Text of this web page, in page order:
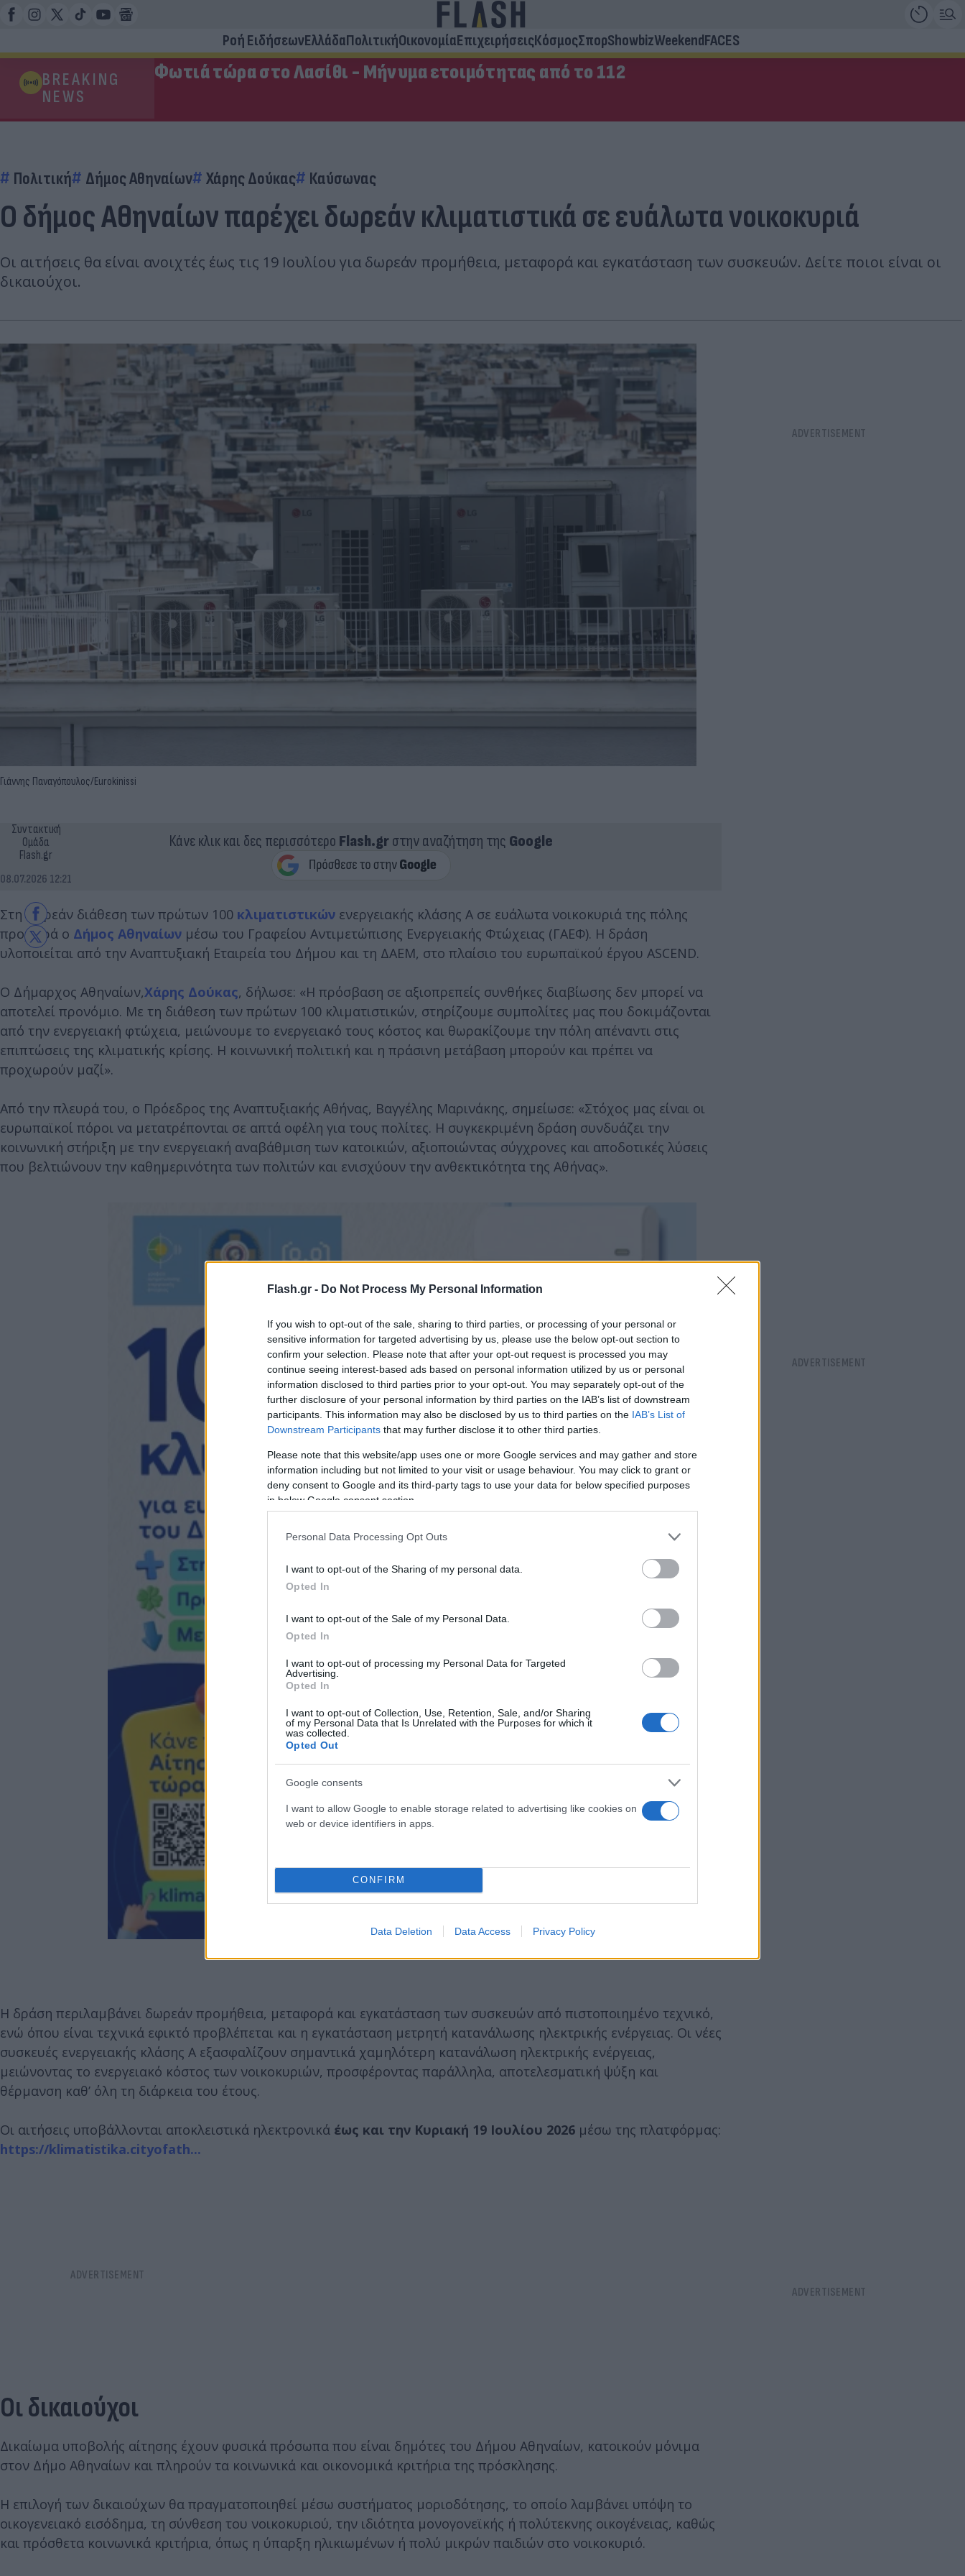
Flash.gr - Do Not Process My Personal Information
If you wish to opt-out of the sale, sharing to third parties, or processing of your personal or
sensitive information for targeted advertising by us, please use the below opt-out section to
confirm your selection. Please note that after your opt-out request is processed you may
continue seeing interest-based ads based on personal information utilized by us or personal
information disclosed to third parties prior to your opt-out. You may separately opt-out of the
further disclosure of your personal information by third parties on the IAB’s list of downstream
participants. This information may also be disclosed by us to third parties on the IAB’s List of
Downstream Participants that may further disclose it to other third parties.
Please note that this website/app uses one or more Google services and may gather and store
information including but not limited to your visit or usage behaviour. You may click to grant or
deny consent to Google and its third-party tags to use your data for below specified purposes
in below Google consent section.
Personal Data Processing Opt Outs
I want to opt-out of the Sharing of my personal data.
Opted In
I want to opt-out of the Sale of my Personal Data.
Opted In
I want to opt-out of processing my Personal Data for Targeted
Advertising.
Opted In
I want to opt-out of Collection, Use, Retention, Sale, and/or Sharing
of my Personal Data that Is Unrelated with the Purposes for which it
was collected.
Opted Out
Google consents
I want to allow Google to enable storage related to advertising like cookies on
web or device identifiers in apps.
CONFIRM
Data Deletion Data Access Privacy Policy
Ροή ΕιδήσεωνΕλλάδαΠολιτικήΟικονομίαΕπιχειρήσειςΚόσμοςΣπορShowbizWeekendFACES
BREAKING
NEWS
Φωτιά τώρα στο Λασίθι - Μήνυμα ετοιμότητας από το 112
Πολιτική Δήμος Αθηναίων Χάρης Δούκας Καύσωνας
Ο δήμος Αθηναίων παρέχει δωρεάν κλιματιστικά σε ευάλωτα νοικοκυριά
Οι αιτήσεις θα είναι ανοιχτές έως τις 19 Ιουλίου για δωρεάν προμήθεια, μεταφορά και εγκατάσταση των συσκευών. Δείτε ποιοι είναι οι
δικαιούχοι.
Γιάννης Παναγόπουλος/Eurokinissi
Συντακτική
Ομάδα
Flash.gr
08.07.2026 12:21
Κάνε κλικ και δες περισσότερο Flash.grστην αναζήτηση της Google
Στη δωρεάν διάθεση των πρώτων 100 κλιματιστικών ενεργειακής κλάσης Α σε ευάλωτα νοικοκυριά της πόλης
προχωρά ο Δήμος Αθηναίων μέσω του Γραφείου Αντιμετώπισης Ενεργειακής Φτώχειας (ΓΑΕΦ). Η δράση
υλοποιείται από την Αναπτυξιακή Εταιρεία του Δήμου και τη ΔΑΕΜ, στο πλαίσιο του ευρωπαϊκού έργου ASCEND.
Ο Δήμαρχος Αθηναίων,Χάρης Δούκας, δήλωσε: «Η πρόσβαση σε αξιοπρεπείς συνθήκες διαβίωσης δεν μπορεί να
αποτελεί προνόμιο. Με τη διάθεση των πρώτων 100 κλιματιστικών, στηρίζουμε συμπολίτες μας που δοκιμάζονται
από την ενεργειακή φτώχεια, μειώνουμε το ενεργειακό τους κόστος και θωρακίζουμε την πόλη απέναντι στις
επιπτώσεις της κλιματικής κρίσης. Η κοινωνική πολιτική και η πράσινη μετάβαση μπορούν και πρέπει να
προχωρούν μαζί».
Από την πλευρά του, ο Πρόεδρος της Αναπτυξιακής Αθήνας, Βαγγέλης Μαρινάκης, σημείωσε: «Στόχος μας είναι οι
ευρωπαϊκοί πόροι να μετατρέπονται σε απτά οφέλη για τους πολίτες. Η συγκεκριμένη δράση συνδυάζει την
κοινωνική στήριξη με την ενεργειακή αναβάθμιση των κατοικιών, αξιοποιώντας σύγχρονες και αποδοτικές λύσεις
που βελτιώνουν την καθημερινότητα των πολιτών και ενισχύουν την ανθεκτικότητα της Αθήνας».
Η δράση περιλαμβάνει δωρεάν προμήθεια, μεταφορά και εγκατάσταση των συσκευών από πιστοποιημένο τεχνικό,
ενώ όπου είναι τεχνικά εφικτό προβλέπεται και η εγκατάσταση μετρητή κατανάλωσης ηλεκτρικής ενέργειας. Οι νέες
συσκευές ενεργειακής κλάσης Α εξασφαλίζουν σημαντικά χαμηλότερη κατανάλωση ηλεκτρικής ενέργειας,
μειώνοντας το ενεργειακό κόστος των νοικοκυριών, προσφέροντας παράλληλα, αποτελεσματική ψύξη και
θέρμανση καθ’ όλη τη διάρκεια του έτους.
Οι αιτήσεις υποβάλλονται αποκλειστικά ηλεκτρονικά έως και την Κυριακή 19 Ιουλίου 2026 μέσω της πλατφόρμας:
https://klimatistika.cityofath...
Οι δικαιούχοι
Δικαίωμα υποβολής αίτησης έχουν φυσικά πρόσωπα που είναι δημότες του Δήμου Αθηναίων, κατοικούν μόνιμα
στον Δήμο Αθηναίων και πληρούν τα κοινωνικά και οικονομικά κριτήρια της πρόσκλησης.
Η επιλογή των δικαιούχων θα πραγματοποιηθεί μέσω συστήματος μοριοδότησης, το οποίο λαμβάνει υπόψη το
οικογενειακό εισόδημα, τη σύνθεση του νοικοκυριού, την ιδιότητα μονογονεϊκής ή πολύτεκνης οικογένειας, καθώς
και πρόσθετα κοινωνικά κριτήρια, όπως η ύπαρξη ηλικιωμένων ή πολύ μικρών παιδιών στο νοικοκυριό.